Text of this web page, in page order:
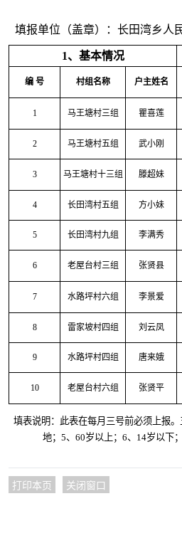
填报单位（盖章）：长田湾乡人
1、基本情况
编 号 村组名称 户主姓名
1 马王塘村三组 瞿喜莲
2 马王塘村五组 武小刚
3 马王塘村十三组 滕超妹
4 长田湾村五组 方小妹
5 长田湾村九组 李满秀
6 老屋台村三组 张贤县
7 水路坪村六组 李景爱
8 雷家坡村四组 刘云凤
9 水路坪村四组 唐来娥
10 老屋台村六组 张贤平
填表说明：此表在每月三号前必须上报
地；5、60岁以上；6、14岁以下
打印本页 关闭窗口